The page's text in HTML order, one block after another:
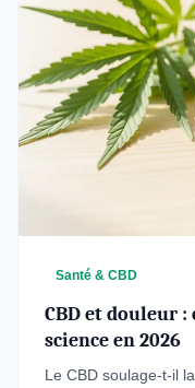
Santé & CBD
CBD et douleur
science en 2026
Le CBD soulage-t-il